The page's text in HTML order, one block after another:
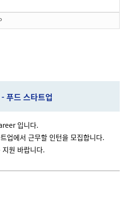
- 푸드 스타트업
입니다.
업에서 근무할 인턴을 모집합니다.
원 바랍니다.